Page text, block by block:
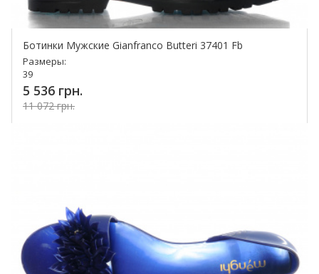
Ботинки Мужские Gianfranco Butteri 37401 Fb
Размеры:
39
5 536 грн.
11 072 грн.